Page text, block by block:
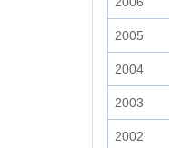
2005
2004
2003
2002